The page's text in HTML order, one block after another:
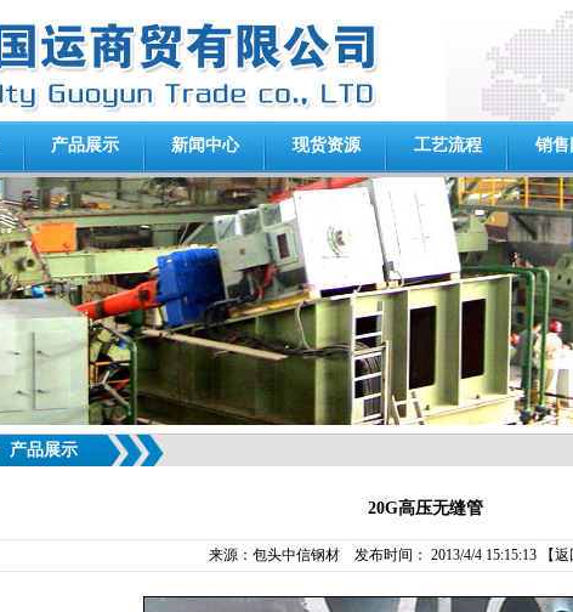
产品展示 新闻中心 现货资源 工艺流程 销售
产品展示
20G高压无缝管
来源： 包头中信钢材 发布时间： 2013/4/4 15:15:13 【